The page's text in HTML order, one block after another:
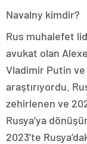
Navalny kimdir?
Rus muhalefet
avukat olan
Vladimir Putin ve
araştırıyordu.
zehirlenen ve
Rusya’ya
2023’te